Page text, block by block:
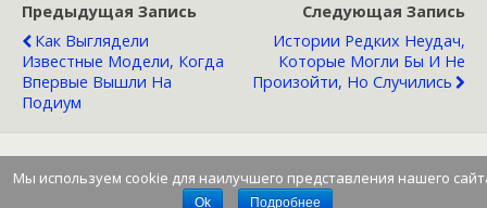
Предыдущая Запись
Как Выглядели
Известные Модели, Когда
Впервые Вышли На
Подиум
Следующая Запись
Истории Редких Неудач,
Которые Могли Бы И Не
Произойти, Но Случились
Мы используем cookie для наилучшего представления нашего
Ok Подробнее
Наверх